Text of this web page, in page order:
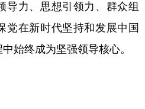
导力、思想引领力、群众组
党在新时代坚持和发展中国
始终成为坚强领导核心。